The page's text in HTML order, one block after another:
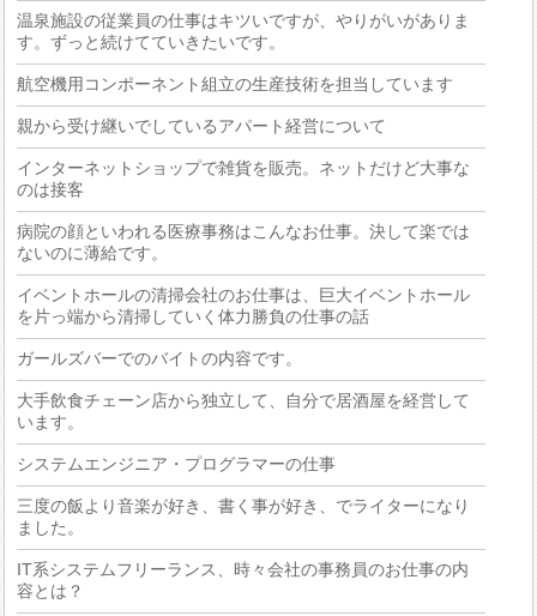
温泉施設の従業員の仕事はキツいですが、やりがいがありま
す。ずっと続けてていきたいです。
航空機用コンポーネント組立の生産技術を担当しています
親から受け継いでしているアパート経営について
インターネットショップで雑貨を販売。ネットだけど大事な
のは接客
病院の顔といわれる医療事務はこんなお仕事。決して楽では
ないのに薄給です。
イベントホールの清掃会社のお仕事は、巨大イベントホール
を片っ端から清掃していく体力勝負の仕事の話
ガールズバーでのバイトの内容です。
大手飲食チェーン店から独立して、自分で居酒屋を経営して
います。
システムエンジニア・プログラマーの仕事
三度の飯より音楽が好き、書く事が好き、でライターになり
ました。
IT系システムフリーランス、時々会社の事務員のお仕事の内
容とは？